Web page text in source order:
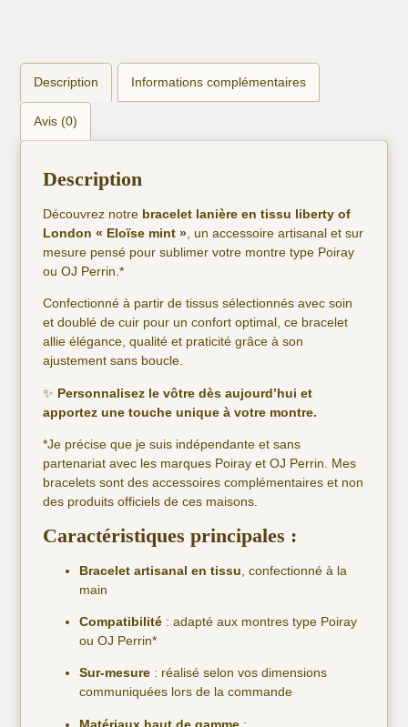
Description Informations complémentaires
Avis (0)
Description
Découvrez notre bracelet lanière en tissu liberty of
London « Eloïse mint » , un accessoire artisanal et sur
mesure pensé pour sublimer votre montre type Poiray
ou OJ Perrin.*
Confectionné à partir de tissus sélectionnés avec soin
et doublé de cuir pour un confort optimal, ce bracelet
allie élégance, qualité et praticité grâce à son
ajustement sans boucle.
✨ Personnalisez le vôtre dès aujourd’hui et
apportez une touche unique à votre montre.
*Je précise que je suis indépendante et sans
partenariat avec les marques Poiray et OJ Perrin. Mes
bracelets sont des accessoires complémentaires et non
des produits officiels de ces maisons.
Caractéristiques principales :
Bracelet artisanal en tissu , confectionné à la
main
Compatibilité : adapté aux montres type Poiray
ou OJ Perrin*
Sur-mesure : réalisé selon vos dimensions
communiquées lors de la commande
Matériaux haut de gamme :